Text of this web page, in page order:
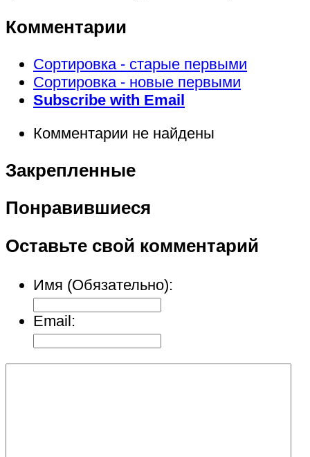
Комментарии
Сортировка - старые первыми
Сортировка - новые первыми
Subscribe with Email
Комментарии не найдены
Закрепленные
Понравившиеся
Оставьте свой комментарий
Имя (Обязательно):
Email: